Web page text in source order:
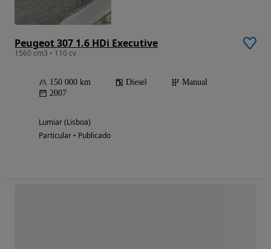
Peugeot 307 1.6 HDi Executive
1560 cm3 • 110 cv
150 000 km Diesel
Manual
2007
Lumiar (Lisboa)
Particular • Publicado